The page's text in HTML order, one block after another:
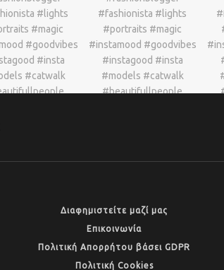
Διαφημιστείτε μαζί μας
Επικοινωνία
Πολιτική Απορρήτου βάσει GDPR
Πολιτική Cookies